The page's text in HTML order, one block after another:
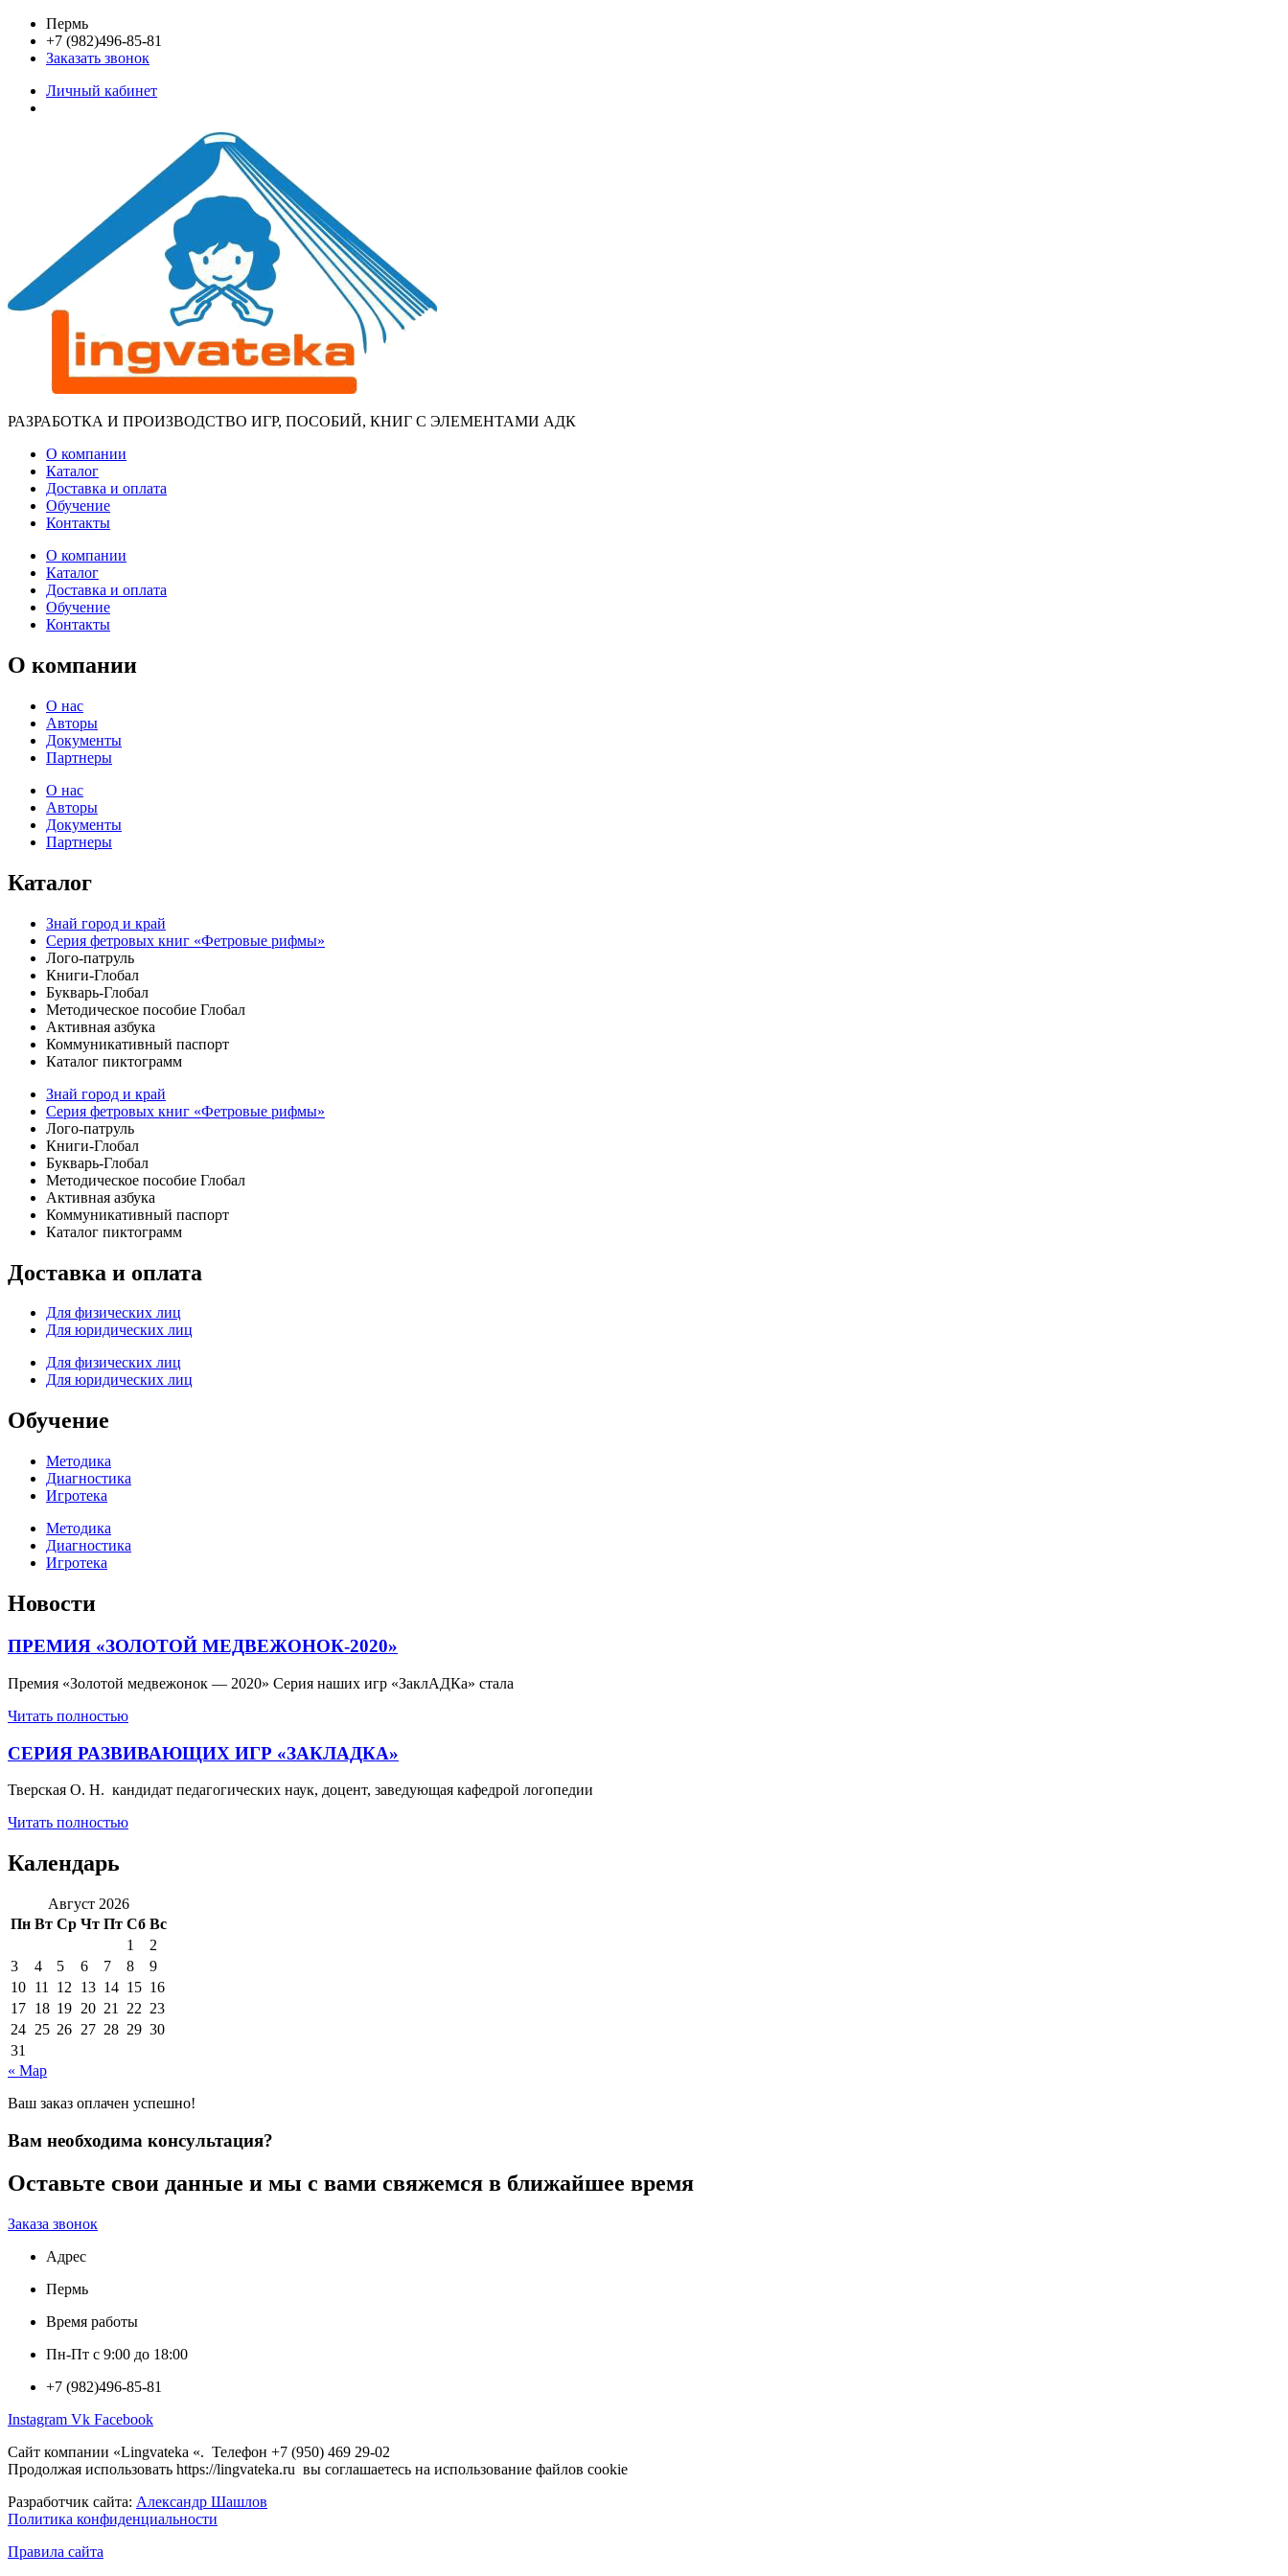
Перейти
содержимому
Пермь
+7 (982)496-85-81
Заказать звонок
Личный кабинет
РАЗРАБОТКА И ПРОИЗВОДСТВО ИГР, ПОСОБИЙ, КНИГ С ЭЛЕМЕНТАМИ АДК
О компании
Каталог
Доставка и оплата
Обучение
Контакты
О компании
Каталог
Доставка и оплата
Обучение
Контакты
О компании
О нас
Авторы
Документы
Партнеры
О нас
Авторы
Документы
Партнеры
Каталог
Знай город и край
Серия фетровых книг «Фетровые рифмы»
Лого-патруль
Книги-Глобал
Букварь-Глобал
Методическое пособие Глобал
Активная азбука
Коммуникативный паспорт
Каталог пиктограмм
Знай город и край
Серия фетровых книг «Фетровые рифмы»
Лого-патруль
Книги-Глобал
Букварь-Глобал
Методическое пособие Глобал
Активная азбука
Коммуникативный паспорт
Каталог пиктограмм
Доставка и оплата
Для физических лиц
Для юридических лиц
Для физических лиц
Для юридических лиц
Обучение
Методика
Диагностика
Игротека
Методика
Диагностика
Игротека
Новости
ПРЕМИЯ «ЗОЛОТОЙ МЕДВЕЖОНОК-2020»
Премия «Золотой медвежонок — 2020» Серия наших игр «ЗаклАДКа» стала
Читать полностью
СЕРИЯ РАЗВИВАЮЩИХ ИГР «ЗАКЛАДКА»
Тверская О. Н. кандидат педагогических наук, доцент, заведующая кафедрой логопедии
Читать полностью
Календарь
Август 2026
Пн Вт Ср Чт Пт Сб Вс
1
2
3
4 5 6 7 8
9
10 11 12 13 14 15 16
17 18 19 20 21 22 23
24 25 26 27 28 29 30
31
« Мар
Ваш заказ оплачен успешно!
Вам необходима консультация?
Оставьте свои данные и мы с вами свяжемся в ближайшее время
Заказа звонок
Адрес
Пермь
Время работы
Пн-Пт с 9:00 до 18:00
+7 (982)496-85-81
Instagram Vk Facebook
Сайт компании «Lingvateka «. Телефон +7 (950) 469 29-02
Продолжая использовать https://lingvateka.ru вы соглашаетесь на использование файлов cookie
Разработчик сайта: Александр Шашлов
Политика конфиденциальности
Правила сайта